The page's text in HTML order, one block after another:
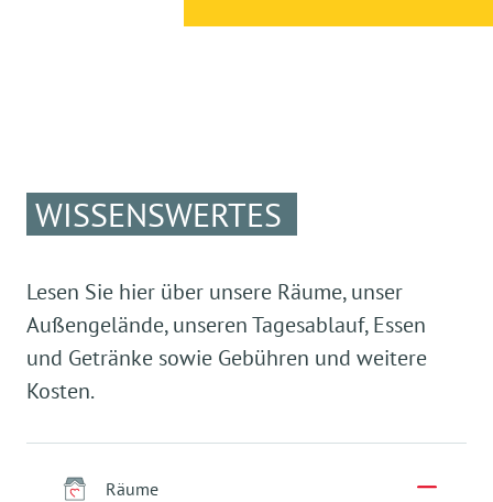
WISSENSWERTES
Lesen Sie hier über unsere Räume, unser
Außengelände, unseren Tagesablauf, Essen
und Getränke sowie Gebühren und weitere
Kosten.
Räume